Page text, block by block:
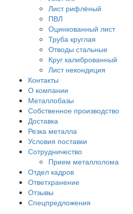
Лист рифлёный
ПВЛ
Оцинкованный лист
Труба круглая
Отводы стальные
Круг калиброванный
Лист некондиция
Контакты
О компании
Металлобазы
Собственное производство
Доставка
Резка металла
Условия поставки
Сотрудничество
Прием металлолома
Отдел кадров
Ответхранение
Отзывы
Спецпредложения